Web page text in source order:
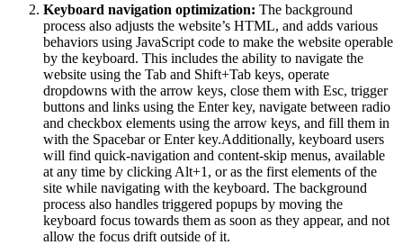
Keyboard navigation optimization: The background
process also adjusts the website’s HTML, and adds various
behaviors using JavaScript code to make the website operable
by the keyboard. This includes the ability to navigate the
website using the Tab and Shift+Tab keys, operate
dropdowns with the arrow keys, close them with Esc, trigger
buttons and links using the Enter key, navigate between radio
and checkbox elements using the arrow keys, and fill them in
with the Spacebar or Enter key.Additionally, keyboard users
will find quick-navigation and content-skip menus, available
at any time by clicking Alt+1, or as the first elements of the
site while navigating with the keyboard. The background
process also handles triggered popups by moving the
keyboard focus towards them as soon as they appear, and not
allow the focus drift outside of it.